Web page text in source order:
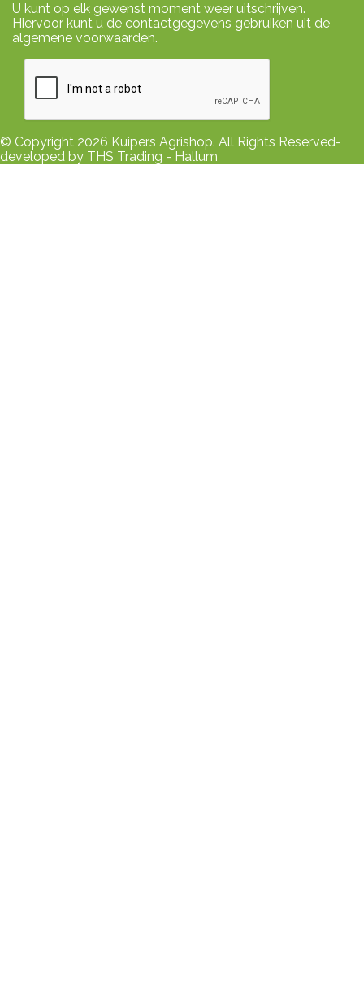
U kunt op elk gewenst moment weer uitschrijven.
Hiervoor kunt u de contactgegevens gebruiken uit de
algemene voorwaarden.
© Copyright 2026 Kuipers Agrishop. All Rights Reserved-
developed by THS Trading - Hallum